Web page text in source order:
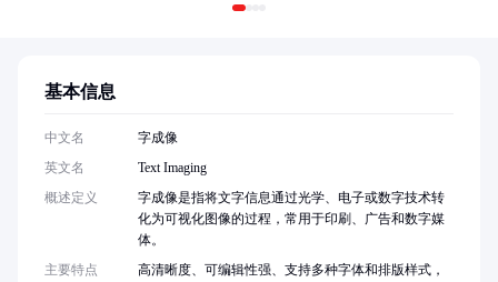
基本信息
中文名
字成像
英文名
Text Imaging
概述定义
字成像是指将文字信息通过光学、电子或数字技术转
化为可视化图像的过程，常用于印刷、广告和数字媒
体。
主要特点
高清晰度、可编辑性强、支持多种字体和排版样式，